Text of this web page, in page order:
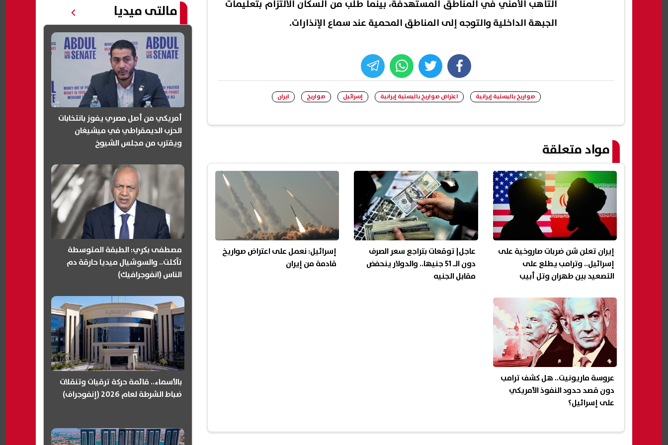
التأهب الأمني في المناطق المستهدفة، بينما طُلب من السكان الالتزام بتعليمات
الجبهة الداخلية والتوجه إلى المناطق المحمية عند سماع الإنذارات.
facebook
twitter
whats
صواريخ باليستية إيرانية اعتراض صواريخ باليستية إيرانية إسرائيل صواريخ ايران
مواد متعلقة
إيران تعلن شن ضربات صاروخية على
إسرائيل.. وترامب يطلع على
التصعيد بين طهران وتل أبيب
عاجل| توقعات بتراجع سعر الصرف
دون الـ 51 جنيها.. والدولار ينحفض
مقابل الجنيه
إسرائيل: نعمل على اعتراض صواريخ
قادمة من إيران
عروسة ماريونيت.. هل كشف ترامب
دون قصد حدود النفوذ الأمريكي
على إسرائيل؟
مالتى ميديا
أمريكي من أصل مصري يفوز بانتخابات
الحزب الديمقراطي في ميشيغان
ويقترب من مجلس الشيوخ
مصطفى بكري: الطبقة المتوسطة
تآكلت.. والسوشيال ميديا حارقة دم
الناس (انفوجرافيك)
بالأسماء.. قائمة حركة ترقيات وتنقلات
ضباط الشرطة لعام 2026 (إنفوجراف)